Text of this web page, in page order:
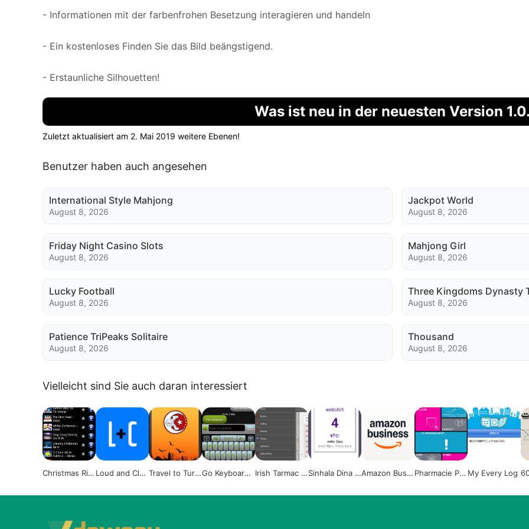
- Informationen mit der farbenfrohen Besetzung interagieren und handeln
- Ein kostenloses Finden Sie das Bild beängstigend.
- Erstaunliche Silhouetten!
Was ist neu in der neuesten Version
Zuletzt aktualisiert am 2. Mai 2019 weitere Ebenen!
Benutzer haben auch angesehen
International Style Mahjong
August 8, 2026
Jackpot World
August 8, 2026
Friday Night Casino Slots
August 8, 2026
Mahjong Girl
August 8, 2026
Lucky Football
August 8, 2026
Three Kingdoms Dynasty
August 8, 2026
Patience TriPeaks Solitaire
August 8, 2026
Thousand
August 8, 2026
Vielleicht sind Sie auch daran interessiert
Christmas Rin Loud and Clea Travel to Turk Go Keyboard
Irish Tarmac C Sinhala Dina P Amazon Busin Pharmacie Pol My Every Log